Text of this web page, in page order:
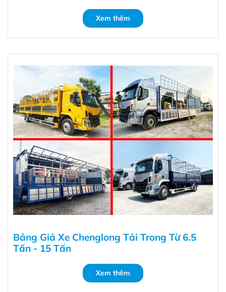
Xem thêm
Bảng Giá Xe Chenglong Tải Trong Từ 6.5
Tấn - 15 Tấn
Xem thêm